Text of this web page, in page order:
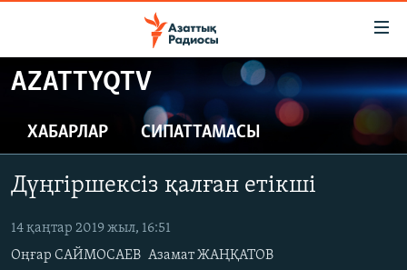
Skip
to
content
to
Navigation
Skip
ЖАҢАЛЫҚТАР
САЯСАТ
ҚАҢТАР ОҚИҒАСЫ
АДАМ ҚҰҚЫҚТАРЫ
ӘЛЕУМЕТ
AZATTYQTV
ХАБАРЛАР СИПАТТАМАСЫ
Дүңгіршексіз қалған етікші
14 қаңтар 2019 жыл, 16:51
Оңғар САЙМОСАЕВ Азамат ЖАҢҚАТОВ